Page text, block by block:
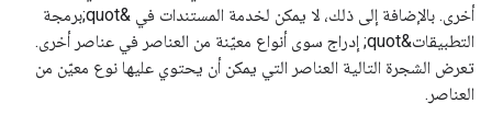
أخرى. بالإضافة إلى ذلك، لا يمكن لخدمة المستندات في &quot;برمجة
التطبيقات&quot; إدراج سوى أنواع معيّنة من العناصر في عناصر أخرى.
تعرض الشجرة التالية العناصر التي يمكن أن يحتوي عليها نوع معيّن من
العناصر.